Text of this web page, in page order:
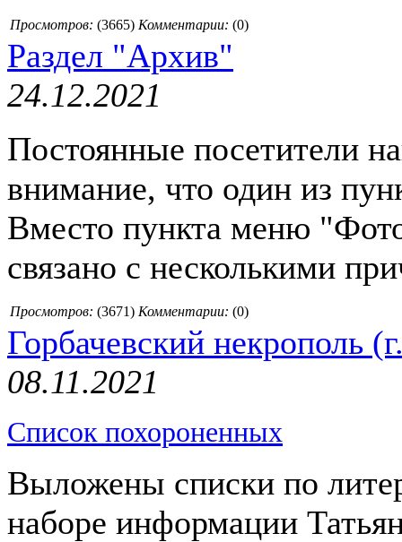
Просмотров: (3665) Комментарии: (0)
Раздел "Архив"
24.12.2021
Постоянные посетители
внимание, что один из
Вместо пункта меню
связано с несколькими
Просмотров: (3671) Комментарии: (0)
Горбачевский некрополь
08.11.2021
Список похороненных
Выложены списки по
наборе информации